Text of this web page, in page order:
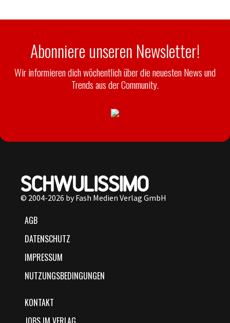
Abonniere unseren Newsletter!
Wir informieren dich wöchentlich über die neuesten News und
Trends aus der Community.
© 2004-2026 by Fash Medien Verlag GmbH
AGB
DATENSCHUTZ
IMPRESSUM
NUTZUNGSBEDINGUNGEN
KONTAKT